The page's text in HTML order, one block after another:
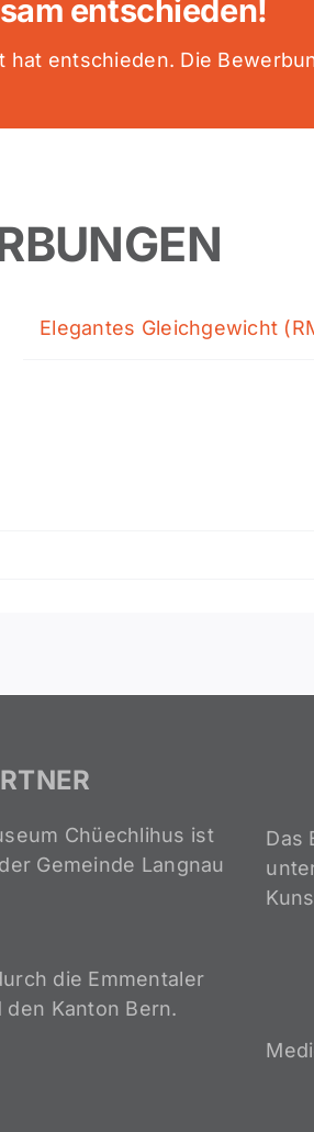
entschieden!
hat entschieden. Die
Elegantes Gleichgewicht
Chüechlihus ist
Gemeinde Langnau
die Emmentaler
den Kanton Bern.
Das